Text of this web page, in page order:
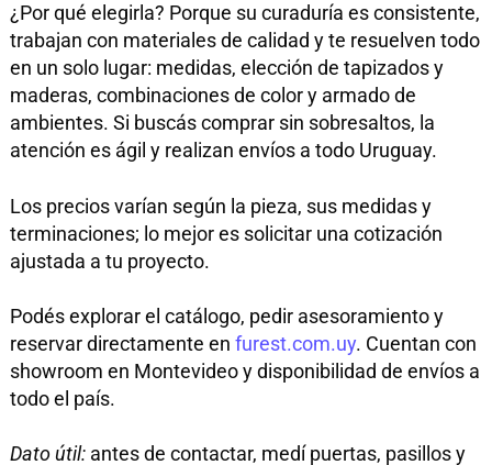
¿Por qué elegirla? Porque su curaduría es consistente,
trabajan con materiales de calidad y te resuelven todo
en un solo lugar: medidas, elección de tapizados y
maderas, combinaciones de color y armado de
ambientes. Si buscás comprar sin sobresaltos, la
atención es ágil y realizan envíos a todo Uruguay.
Los precios varían según la pieza, sus medidas y
terminaciones; lo mejor es solicitar una cotización
ajustada a tu proyecto.
Podés explorar el catálogo, pedir asesoramiento y
reservar directamente en furest.com.uy. Cuentan con
showroom en Montevideo y disponibilidad de envíos a
todo el país.
Dato útil: antes de contactar, medí puertas, pasillos y